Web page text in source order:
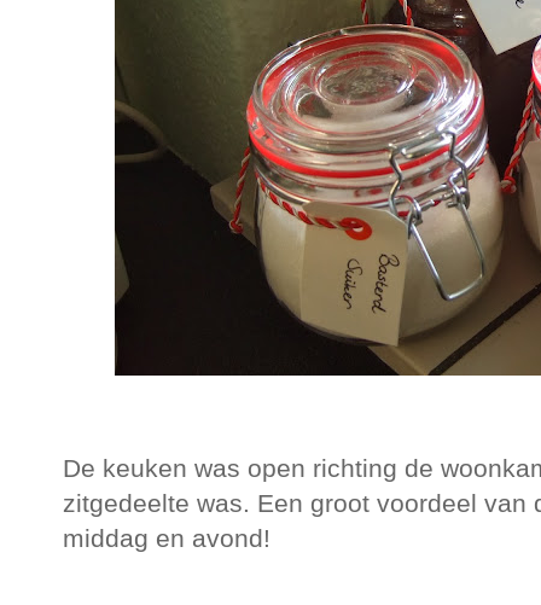
De keuken was open richting de
zitgedeelte was. Een groot voordeel
middag en avond!